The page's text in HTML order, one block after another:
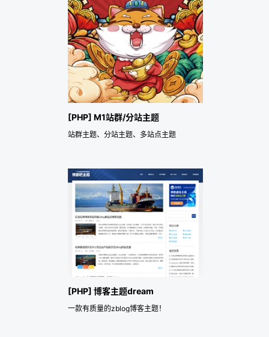
[PHP] M1站群/分站主题
站群主题、分站主题、多站点主题
[PHP] 博客主题dream
一款有质量的zblog博客主题！